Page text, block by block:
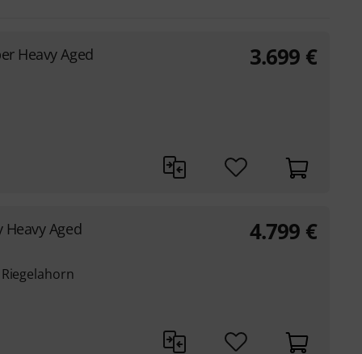
Heavy Aged 3.699 €
Heavy Aged 4.799 €